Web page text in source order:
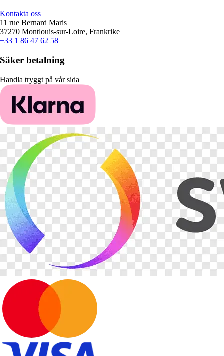
Kontakta oss
11 rue Bernard Maris
37270 Montlouis-sur-Loire, Frankrike
+33 1 86 47 62 58
Säker betalning
Handla tryggt på vår sida